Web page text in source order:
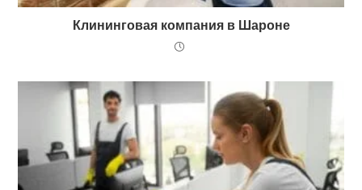
Клининговая компания в Шароне